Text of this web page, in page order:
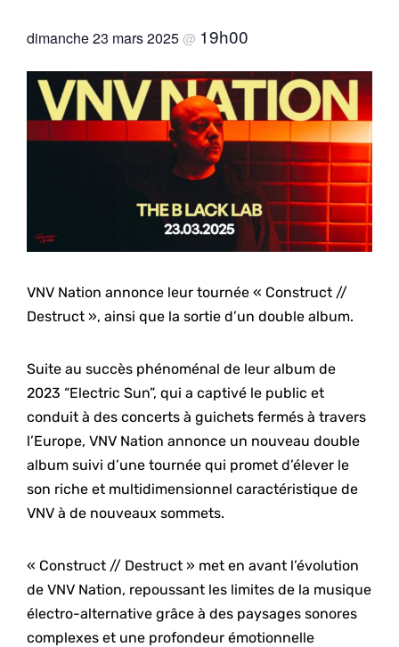
dimanche 23 mars 2025@ 19h00
VNV Nation annonce leur tournée « Construct //
Destruct », ainsi que la sortie d’un double album.
Suite au succès phénoménal de leur album de
2023 “Electric Sun”, qui a captivé le public et
conduit à des concerts à guichets fermés à travers
l’Europe, VNV Nation annonce un nouveau double
album suivi d’une tournée qui promet d’élever le
son riche et multidimensionnel caractéristique de
VNV à de nouveaux sommets.
« Construct // Destruct » met en avant l’évolution
de VNV Nation, repoussant les limites de la musique
électro-alternative grâce à des paysages sonores
complexes et une profondeur émotionnelle